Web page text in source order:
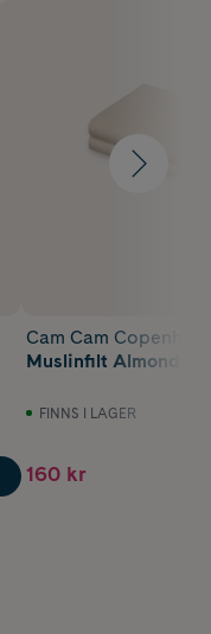
Cam Cam
Muslinfilt Almond 2-
FINNS I LAGER
160 kr